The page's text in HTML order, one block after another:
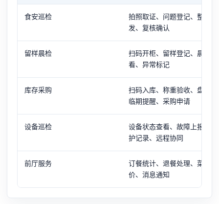
食安巡检
拍照取证、问题登记、整改派
发、复核确认
留样晨检
扫码开柜、留样登记、晨检查
看、异常标记
库存采购
扫码入库、称重验收、盘点、
临期提醒、采购申请
设备巡检
设备状态查看、故障上报、维
护记录、远程协同
前厅服务
订餐统计、退餐处理、菜品评
价、消息通知